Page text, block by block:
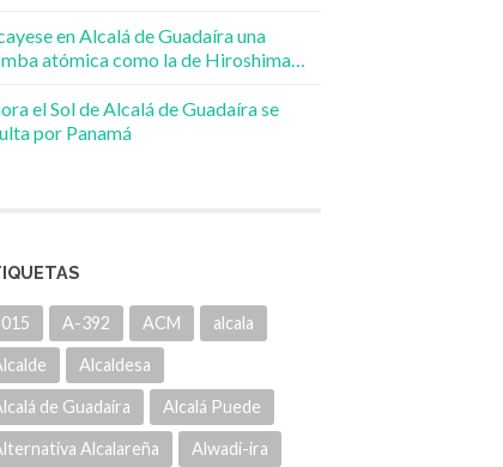
en Alcalá de Guadaíra una
atómica como la de Hiroshima…
el Sol de Alcalá de Guadaíra se
por Panamá
A-392 ACM alcala
Alcaldesa
de Guadaíra Alcalá Puede
Alcalareña Alwadi-ira